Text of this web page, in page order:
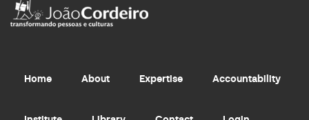
Home About Expertise Accountability